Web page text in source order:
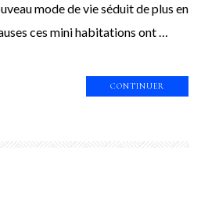
mode de vie séduit de plus en
ces mini habitations ont …
CONTINUER